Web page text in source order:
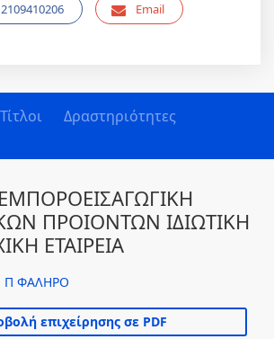
2109410206 Email
Τίτλοι
Δραστηριότητες
ΠΡΟΙΟΝΤΩΝ ΙΔΙΩΤΙΚΗ
ΕΤΑΙΡΕΙΑ
Π ΦΑΛΗΡΟ